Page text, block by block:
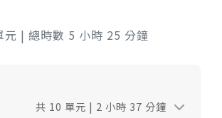
元 | 總時數 5 小時 25 分鐘
共 10 單元 | 2 小時 37 分鐘